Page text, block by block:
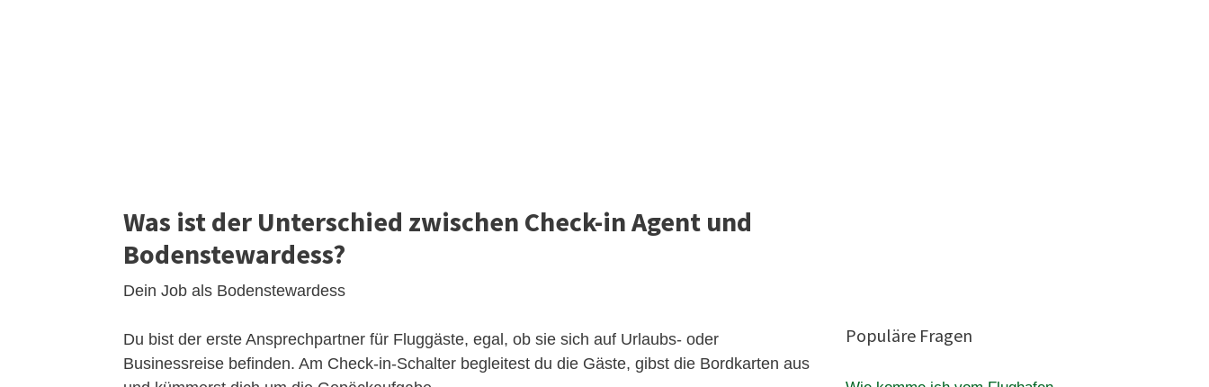
Was ist der Unterschied zwischen Check-in Agent und
Bodenstewardess?
Dein Job als Bodenstewardess
Du bist der erste Ansprechpartner für Fluggäste, egal, ob sie sich auf Urlaubs- oder
Businessreise befinden. Am Check-in-Schalter begleitest du die Gäste, gibst die Bordkarten aus
Populäre Fragen